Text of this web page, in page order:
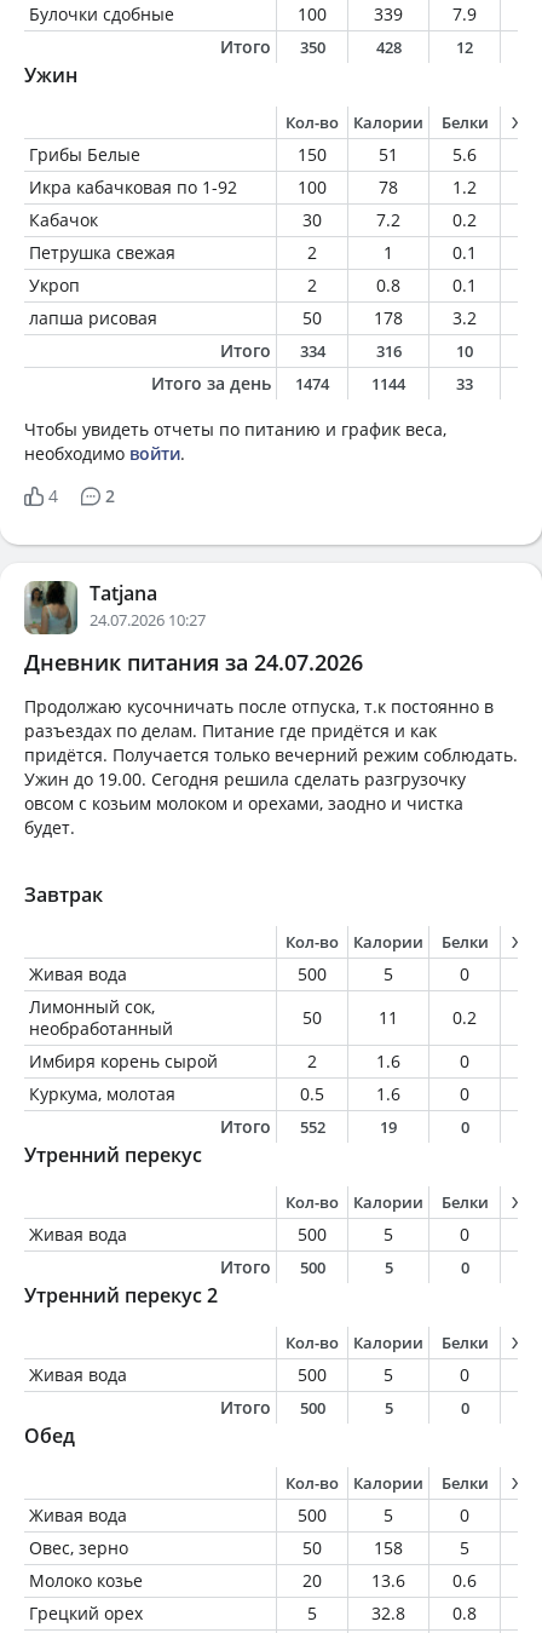
Булочки сдобные 100 339 7.9
Итого
350 428 12
Ужин
Кол-во Калории Белки
Грибы Белые 150 51 5.6
Икра кабачковая по 1-92
100 78 1.2
Кабачок
30 7.2 0.2
Петрушка свежая
2 1 0.1
Укроп
2 0.8 0.1
лапша рисовая
50 178 3.2
Итого
334 316 10
Итого за день 1474 1144 33
Чтобы увидеть отчеты по питанию и график веса,
необходимо войти.
4
2
Tatjana
24.07.2026 10:27
Дневник питания за 24.07.2026
Продолжаю кусочничать после отпуска, т.к постоянно в
разъездах по делам. Питание где придётся и как
придётся. Получается только вечерний режим соблюдать.
Ужин до 19.00. Сегодня решила сделать разгрузочку
овсом с козьим молоком и орехами, заодно и чистка
будет.
Завтрак
Кол-во Калории Белки
Живая вода 500 5 0
Лимонный сок,
необработанный
50 11 0.2
Имбиря корень сырой
2 1.6 0
Куркума, молотая
0.5 1.6 0
Итого
552 19 0
Утренний перекус
Кол-во Калории Белки
Живая вода 500 5 0
Итого
500 5 0
Утренний перекус 2
Кол-во Калории Белки
Живая вода 500 5 0
Итого
500 5 0
Обед
Кол-во Калории Белки
Живая вода 500 5 0
Овес, зерно
50 158 5
Молоко козье
20 13.6 0.6
Грецкий орех
5 32.8 0.8